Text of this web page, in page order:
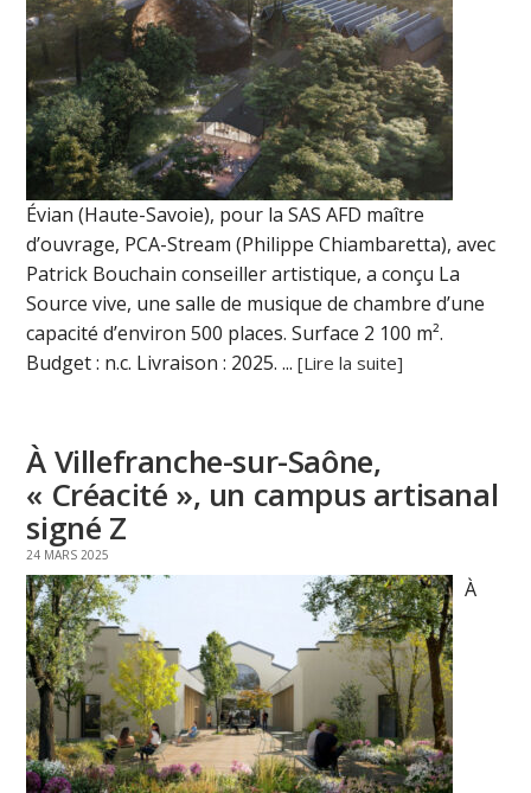
Évian (Haute-Savoie), pour la SAS AFD maître
d’ouvrage, PCA-Stream (Philippe Chiambaretta), avec
Patrick Bouchain conseiller artistique, a conçu La
Source vive, une salle de musique de chambre d’une
capacité d’environ 500 places. Surface 2 100 m².
Budget : n.c. Livraison : 2025. ...[Lire la suite]
À Villefranche-sur-Saône,
« Créacité », un campus artisanal
signé Z
24 MARS 2025
À